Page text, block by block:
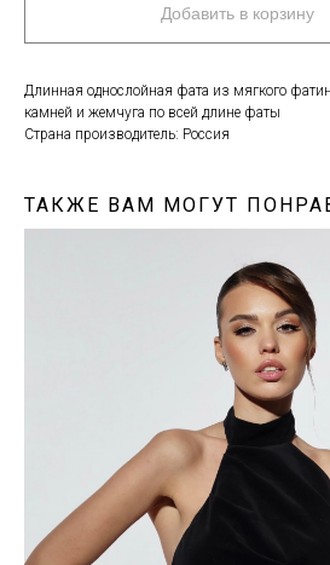
Добавить в корзину
Длинная однослойная фата из мягкого
камней и жемчуга по всей длине фаты
Страна производитель: Россия
ТАКЖЕ ВАМ МОГУТ